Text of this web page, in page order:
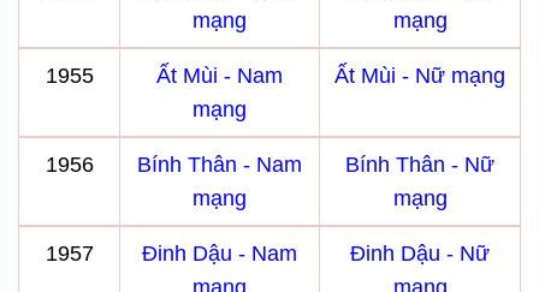
mạng
mạng
1955
Ất Mùi - Nam
mạng
Ất Mùi - Nữ mạng
1956
Bính Thân - Nam
mạng
Bính Thân - Nữ
mạng
1957
Đinh Dậu - Nam
mạng
Đinh Dậu - Nữ
mạng